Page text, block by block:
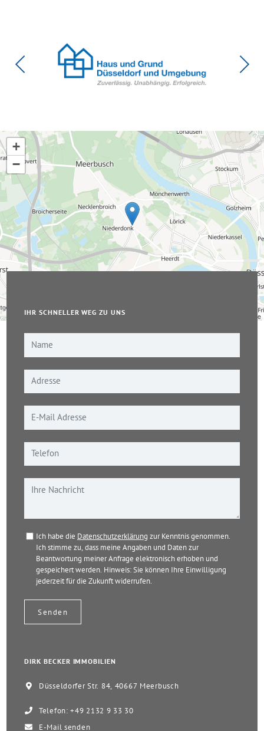
+
−
© OpenStreetMap-Mitwirkende
IHR SCHNELLER WEG ZU UNS
Ich habe die Datenschutzerklärung zur Kenntnis genommen.
Ich stimme zu, dass meine Angaben und Daten zur
Beantwortung meiner Anfrage elektronisch erhoben und
gespeichert werden. Hinweis: Sie können Ihre Einwilligung
jederzeit für die Zukunft widerrufen.
DIRK BECKER IMMOBILIEN
Düsseldorfer Str. 84, 40667 Meerbusch
Telefon: +49 2132 9 33 30
E-Mail senden